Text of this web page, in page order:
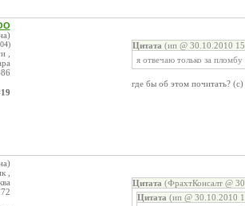
,
Цитата (ип @ 30.10.2010
я отвечаю только за пломбу
где бы об этом почитать? (с)
,
Цитата (ФрахтКонсалт @
Цитата (ип @ 30.10.2010